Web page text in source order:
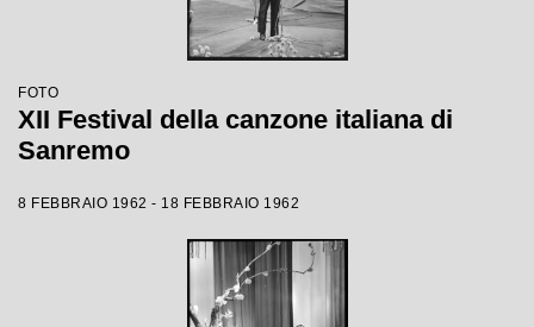
FOTO
XII Festival della canzone italiana di
Sanremo
8 FEBBRAIO 1962 - 18 FEBBRAIO 1962